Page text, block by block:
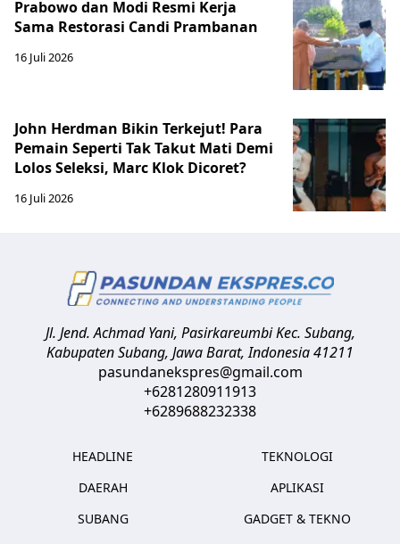
Prabowo dan Modi Resmi Kerja
Sama Restorasi Candi Prambanan
16 Juli 2026
John Herdman Bikin Terkejut! Para
Pemain Seperti Tak Takut Mati Demi
Lolos Seleksi, Marc Klok Dicoret?
16 Juli 2026
Jl. Jend. Achmad Yani, Pasirkareumbi Kec. Subang,
Kabupaten Subang, Jawa Barat,Indonesia41211
pasundanekspres@gmail.com
+6281280911913
+6289688232338
HEADLINE
DAERAH
SUBANG
TEKNOLOGI
APLIKASI
GADGET & TEKNO